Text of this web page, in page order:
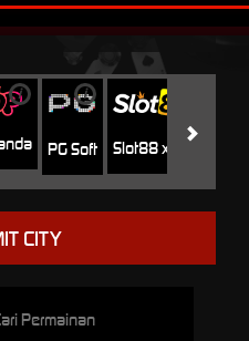
i i
PG Soft Slot88 x PP
CITY